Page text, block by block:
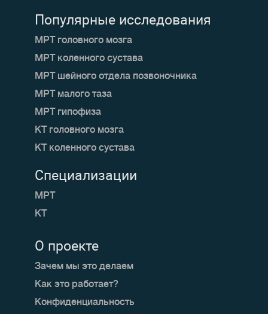
О проекте
Зачем мы это делаем
Как это работает?
Конфиденциальность
Специализации
МРТ
КТ
Популярные исследования
МРТ головного мозга
МРТ коленного сустава
МРТ шейного отдела позвоночника
МРТ малого таза
МРТ гипофиза
КТ головного мозга
КТ коленного сустава